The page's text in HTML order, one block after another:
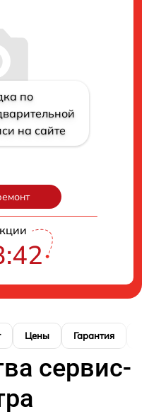
по
на сайте
Цены Гарантия
сервис-